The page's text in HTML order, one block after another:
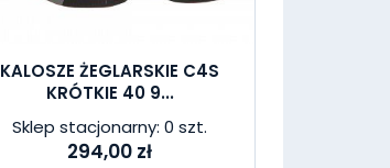
KALOSZE ŻEGLARSKIE C4S
KRÓTKIE 40 9...
Sklep stacjonarny: 0 szt.
294,00 zł